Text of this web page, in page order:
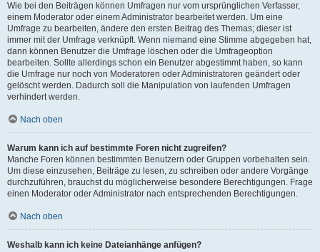
Wie bei den Beiträgen können Umfragen nur vom ursprünglichen Verfasser,
einem Moderator oder einem Administrator bearbeitet werden. Um eine
Umfrage zu bearbeiten, ändere den ersten Beitrag des Themas; dieser ist
immer mit der Umfrage verknüpft. Wenn niemand eine Stimme abgegeben hat,
dann können Benutzer die Umfrage löschen oder die Umfrageoption
bearbeiten. Sollte allerdings schon ein Benutzer abgestimmt haben, so kann
die Umfrage nur noch von Moderatoren oder Administratoren geändert oder
gelöscht werden. Dadurch soll die Manipulation von laufenden Umfragen
verhindert werden.
Nach oben
Warum kann ich auf bestimmte Foren nicht zugreifen?
Manche Foren können bestimmten Benutzern oder Gruppen vorbehalten sein.
Um diese einzusehen, Beiträge zu lesen, zu schreiben oder andere Vorgänge
durchzuführen, brauchst du möglicherweise besondere Berechtigungen. Frage
einen Moderator oder Administrator nach entsprechenden Berechtigungen.
Nach oben
Weshalb kann ich keine Dateianhänge anfügen?